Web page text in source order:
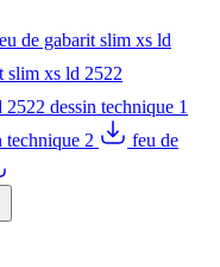
de gabarit slim xs ld
slim xs ld 2522
dessin technique 1
technique 2
feu de